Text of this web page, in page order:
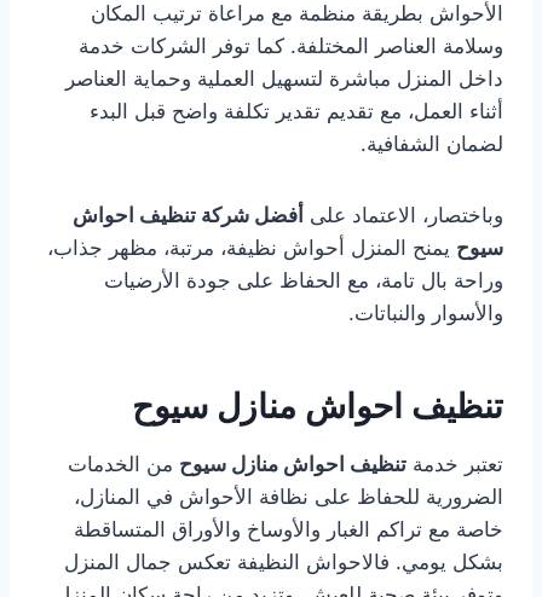
الأحواش بطريقة منظمة مع مراعاة ترتيب المكان
وسلامة العناصر المختلفة. كما توفر الشركات خدمة
داخل المنزل مباشرة لتسهيل العملية وحماية العناصر
أثناء العمل، مع تقديم تقدير تكلفة واضح قبل البدء
لضمان الشفافية.
وباختصار، الاعتماد على أفضل شركة تنظيف احواش
سيوح يمنح المنزل أحواش نظيفة، مرتبة، مظهر جذاب،
وراحة بال تامة، مع الحفاظ على جودة الأرضيات
والأسوار والنباتات.
تنظيف احواش منازل سيوح
تعتبر خدمة تنظيف احواش منازل سيوح من الخدمات
الضرورية للحفاظ على نظافة الأحواش في المنازل،
خاصة مع تراكم الغبار والأوساخ والأوراق المتساقطة
بشكل يومي. فالاحواش النظيفة تعكس جمال المنزل